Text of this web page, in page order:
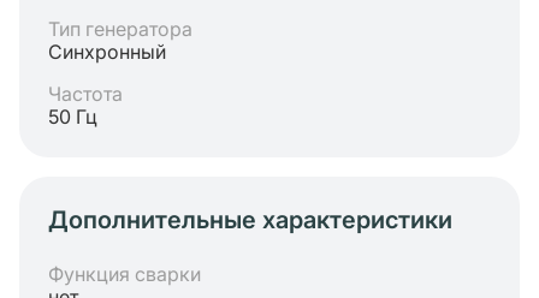
Тип генератора
Синхронный
Частота
50 Гц
Дополнительные характеристики
Функция сварки